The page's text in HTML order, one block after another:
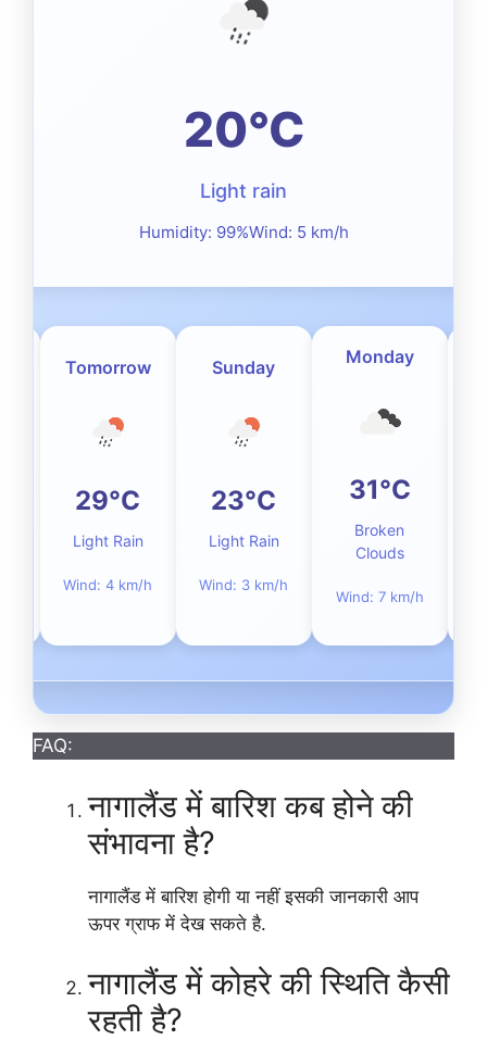
20°C
Light rain
Humidity: 99%Wind: 5 km/h
Tomorrow
29°C
Light Rain
Wind: 4 km/h
Sunday
23°C
Light Rain
Wind: 3 km/h
Monday
31°C
Broken
Clouds
Wind: 7 km/h
FAQ:
नागालैंड में बारिश कब होने की
संभावना है?
नागालैंड में बारिश होगी या नहीं इसकी जानकारी आप
ऊपर ग्राफ में देख सकते है.
नागालैंड में कोहरे की स्थिति कैसी
रहती है?